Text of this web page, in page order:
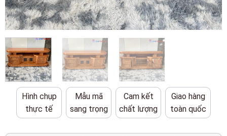
Hình chụp
thực tế
Mẫu mã
sang trọng
Cam kết
chất lượng
Giao hàng
toàn quốc